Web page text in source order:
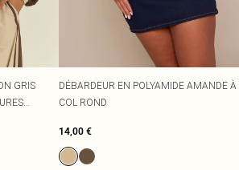
GRIS
DÉBARDEUR EN POLYAMIDE AMANDE À
COL ROND
14,00 €